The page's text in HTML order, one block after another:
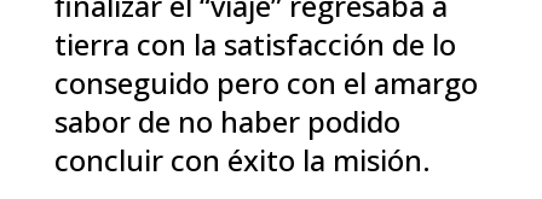
tierra con la satisfacción de lo
conseguido pero con el amargo
sabor de no haber podido
concluir con éxito la misión.